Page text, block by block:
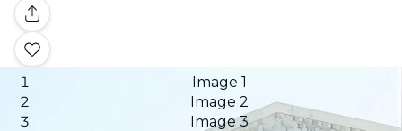
Galería
Image 1
Image 2
Image 3